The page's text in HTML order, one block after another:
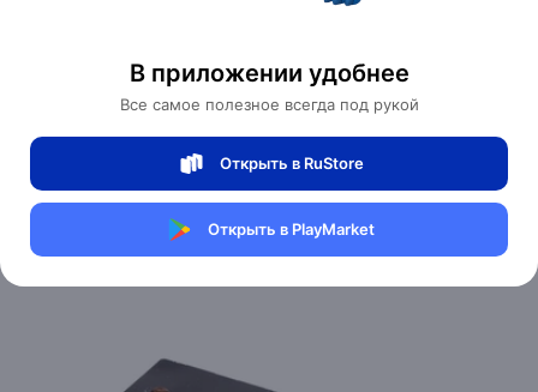
В приложении удобнее
Все самое полезное всегда под рукой
Открыть в RuStore
Открыть в PlayMarket
Радиатор для сервера Dell PowerEdge
R920 FVT7F
0 отзывов
Магазин Help Dell/HP